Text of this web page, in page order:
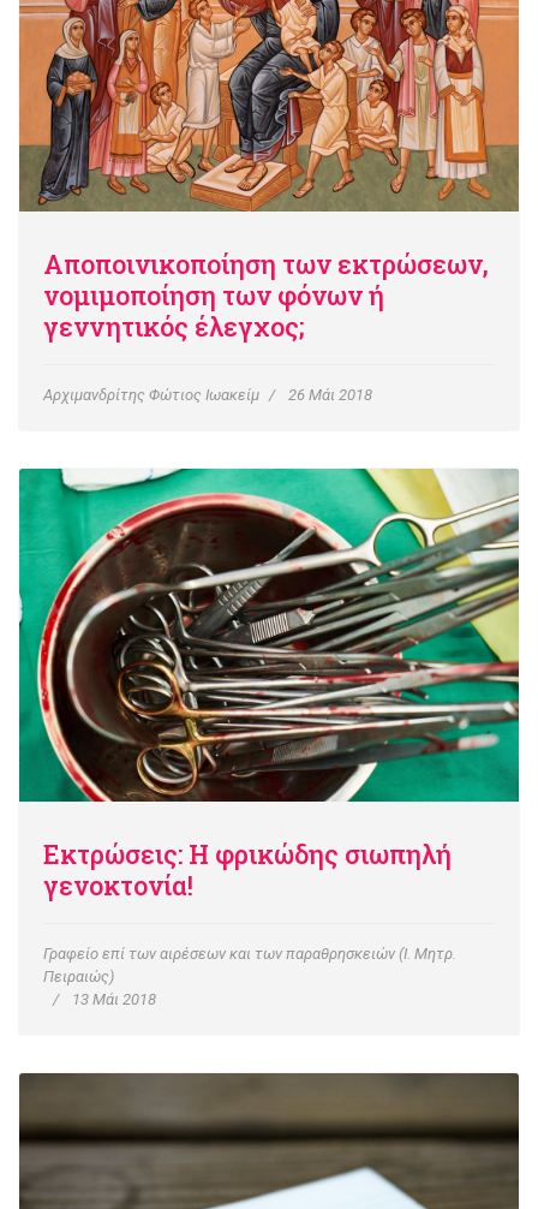
Αποποινικοποίηση των εκτρώσεων,
νομιμοποίηση των φόνων ή
γεννητικός έλεγχος;
Αρχιμανδρίτης Φώτιος Ιωακείμ 26 Μάι 2018
Εκτρώσεις: Η φρικώδης σιωπηλή
γενοκτονία!
Γραφείο επί των αιρέσεων και των παραθρησκειών (Ι. Μητρ.
Πειραιώς)
13 Μάι 2018